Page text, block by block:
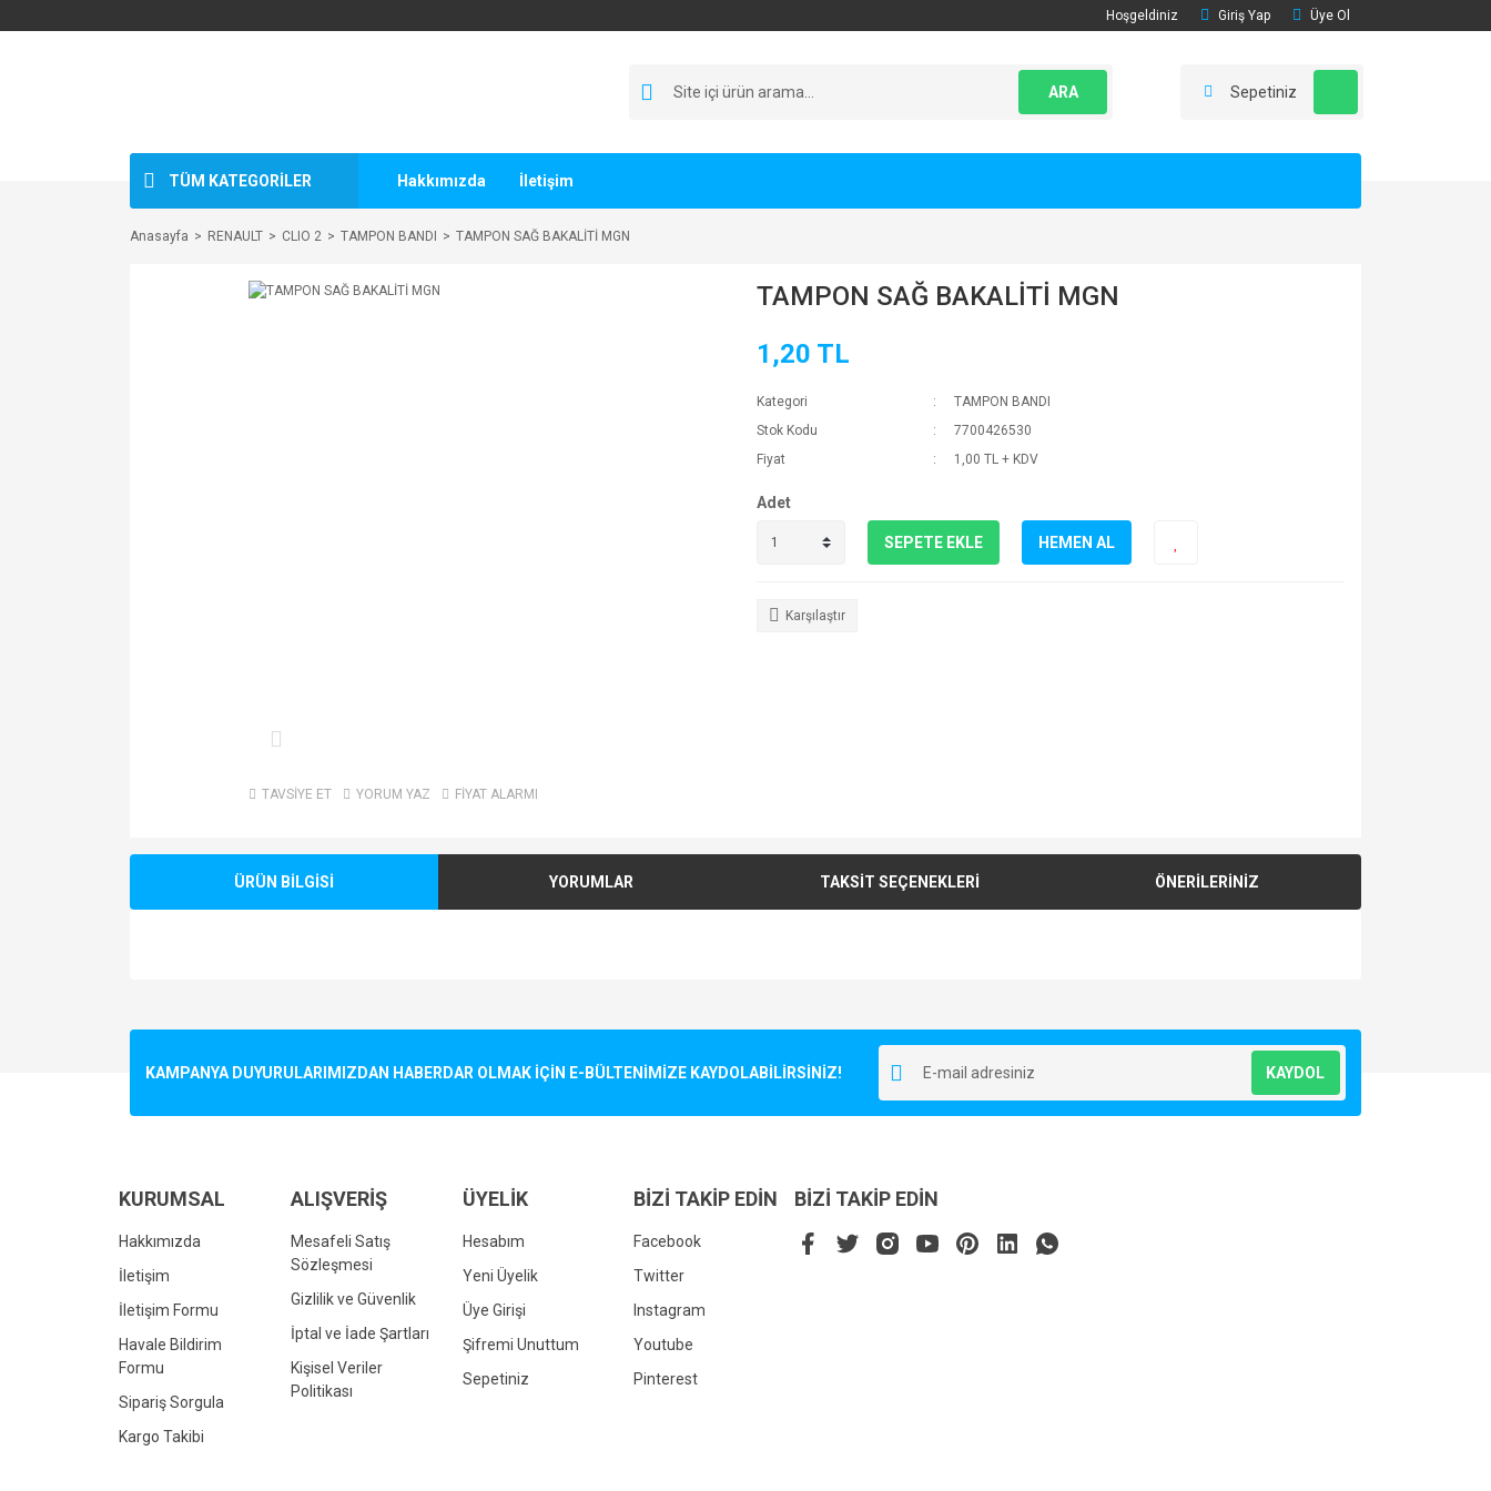
Hoşgeldiniz Giriş Yap Üye Ol
ARA Sepetiniz
TÜM KATEGORİLER Hakkımızda İletişim
Anasayfa RENAULT CLIO 2 TAMPON BANDI TAMPON SAĞ BAKALİTİ MGN
TAVSİYE ET YORUM YAZ FİYAT ALARMI
TAMPON SAĞ BAKALİTİ MGN
1,20 TL
Kategori
TAMPON BANDI
Stok Kodu
7700426530
Fiyat
1,00 TL + KDV
Adet
SEPETE EKLE HEMEN AL
Karşılaştır
ÜRÜN BİLGİSİ YORUMLAR TAKSİT SEÇENEKLERİ ÖNERİLERİNİZ
Ürün resmi kalitesiz, bozuk veya görüntülenemiyor.
Bu ürüne benzer farklı alternatifler olmalı.
KAMPANYA DUYURULARIMIZDAN HABERDAR OLMAK İÇİN E-BÜLTENİMİZE KAYDOLABİLİRSİNİZ! KAYDOL
KURUMSAL
Hakkımızda
İletişim
İletişim Formu
Havale Bildirim
Formu
Sipariş Sorgula
Kargo Takibi
ALIŞVERİŞ
Mesafeli Satış
Sözleşmesi
Gizlilik ve Güvenlik
İptal ve İade Şartları
Kişisel Veriler
Politikası
ÜYELİK
Hesabım
Yeni Üyelik
Üye Girişi
Şifremi Unuttum
Sepetiniz
BİZİ TAKİP EDİN
Facebook
Twitter
Instagram
Youtube
Pinterest
BİZİ TAKİP EDİN